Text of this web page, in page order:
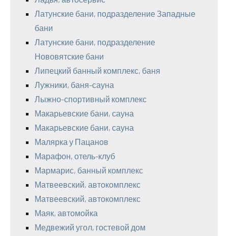
Латунские бани, подразделение Западные
бани
Латунские бани, подразделение
Нововятские бани
Липецкий банный комплекс, баня
Лужники, баня-сауна
Лыжно-спортивный комплекс
Макарьевские бани, сауна
Макарьевские бани, сауна
Малярка у Пацанов
Марафон, отель-клуб
Мармарис, банный комплекс
Матвеевский, автокомплекс
Матвеевский, автокомплекс
Маяк, автомойка
Медвежий угол, гостевой дом